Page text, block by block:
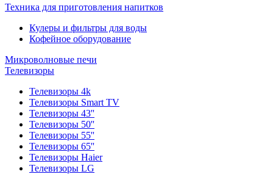
Техника для приготовления напитков
Кулеры и фильтры для воды
Кофейное оборудование
Микроволновые печи
Телевизоры
Телевизоры 4k
Телевизоры Smart TV
Телевизоры 43''
Телевизоры 50''
Телевизоры 55''
Телевизоры 65''
Телевизоры Haier
Телевизоры LG